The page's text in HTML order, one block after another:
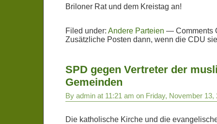
Briloner Rat und dem Kreistag an!
Filed under: Andere Parteien — Comments
Zusätzliche Posten dann, wenn die CDU
SPD gegen Vertreter der
Gemeinden
By admin at 11:21 am on Friday, November 13,
Die katholische Kirche und die